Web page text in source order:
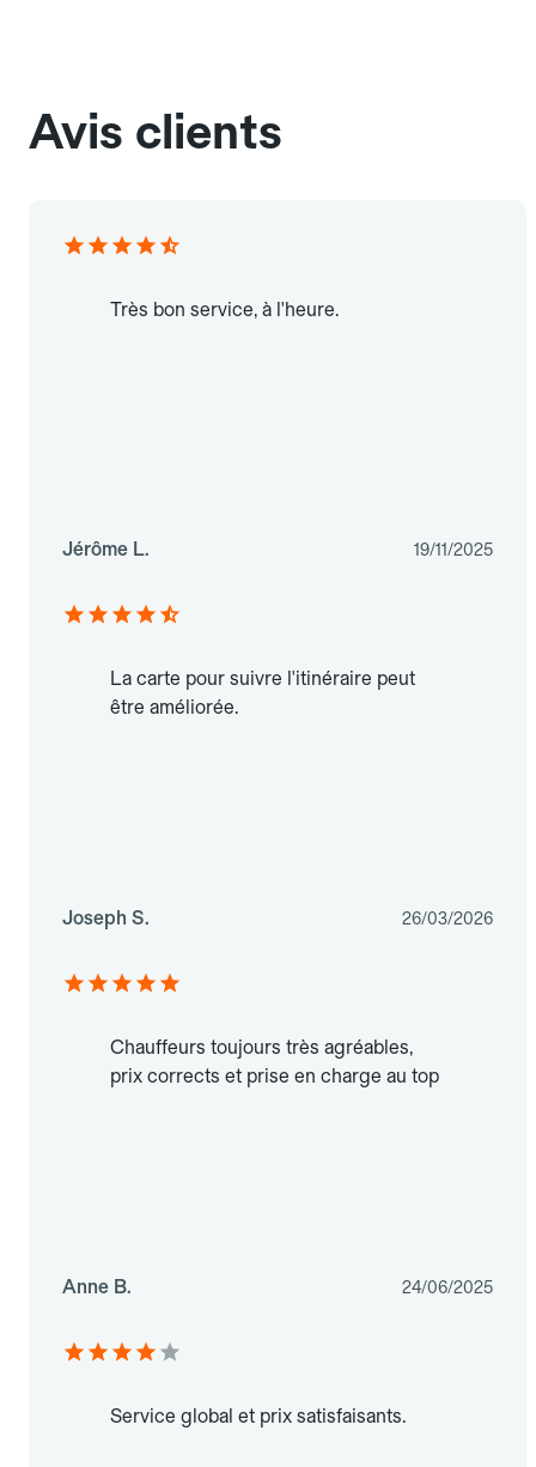
Avis clients
Très bon service, à l'heure.
Jérôme L. 19/11/2025
La carte pour suivre l'itinéraire peut
être améliorée.
Joseph S. 26/03/2026
Chauffeurs toujours très agréables,
prix corrects et prise en charge au top
Anne B. 24/06/2025
Service global et prix satisfaisants.